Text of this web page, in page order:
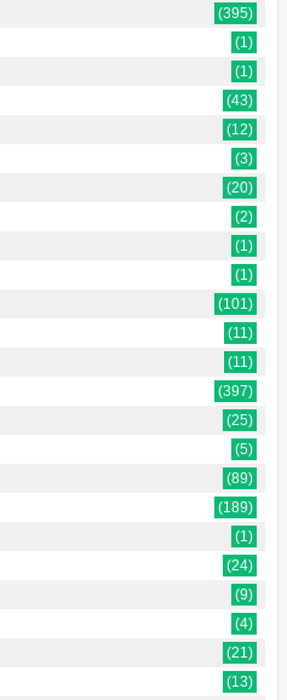
(395)
(1)
(1)
(43)
(12)
(3)
(20)
(2)
(1)
(1)
(101)
(11)
(11)
(397)
(25)
(5)
(89)
(189)
(1)
(24)
(9)
(4)
(21)
(13)